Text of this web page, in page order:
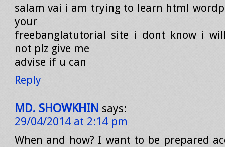
salam vai i am trying to learn html
your
freebanglatutorial site i dont know i
not plz give me
advise if u can
Reply
MD. SHOWKHIN says:
29/04/2014 at 2:14 pm
When and how? I want to be prepared